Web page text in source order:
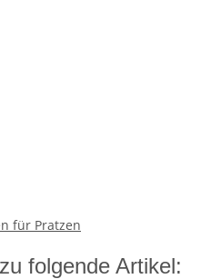
für Pratzen
folgende Artikel: